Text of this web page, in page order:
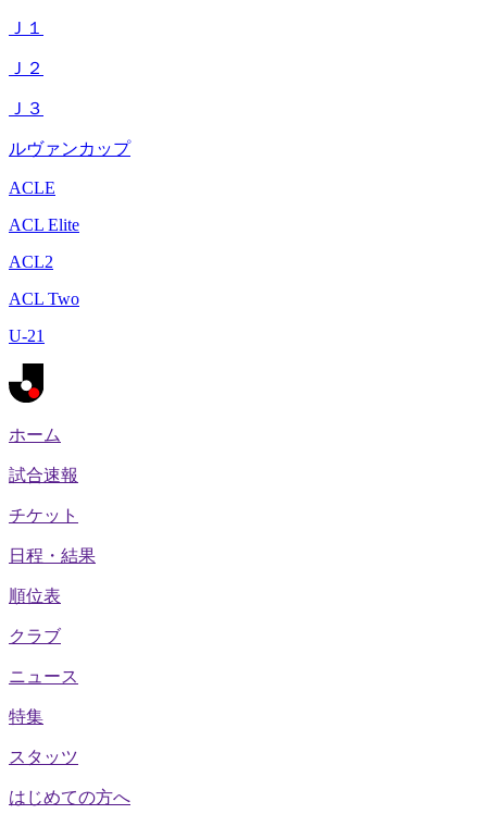
Ｊ１
Ｊ２
Ｊ３
ルヴァンカップ
ACLE
ACL Elite
ACL2
ACL Two
U-21
ホーム
試合速報
チケット
日程・結果
順位表
クラブ
ニュース
特集
スタッツ
はじめての方へ